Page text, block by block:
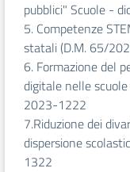
pubblici" Scuole -
5. Competenze
statali (D.M. 65/
6. Formazione del
digitale nelle
2023-1222
7.Riduzione dei
dispersione
1322